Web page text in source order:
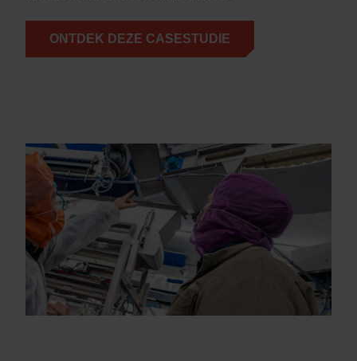
ONTDEK DEZE CASESTUDIE